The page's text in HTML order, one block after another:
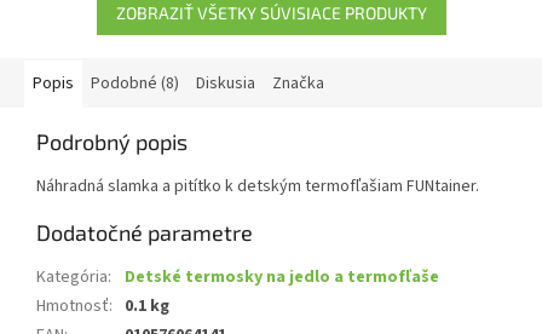
ZOBRAZIŤ VŠETKY SÚVISIACE PRODUKTY
Popis Podobné (8) Diskusia Značka
Podrobný popis
Náhradná slamka a pitítko k detským termofľašiam FUNtainer.
Dodatočné parametre
Kategória:
Detské termosky na jedlo a termofľaše
Hmotnosť: 0.1 kg